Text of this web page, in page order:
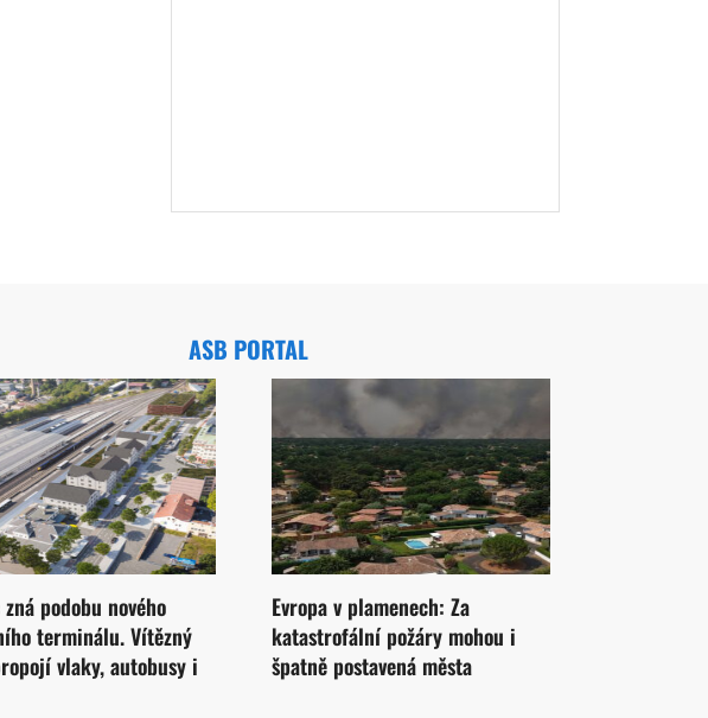
ASB PORTAL
podobu nového
terminálu. Vítězný
vlaky, autobusy i
Evropa v plamenech: Za
katastrofální požáry mohou i
špatně postavená města